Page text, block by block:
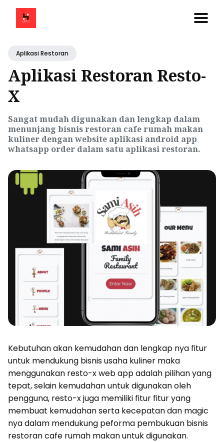
Aplikasi Restoran
Aplikasi Restoran Resto-
X
Sangat mudah digunakan dan lengkap dalam
menunjang bisnis restoran cafe rumah makan
kuliner dengan website aplikasi android app
whatsapp order dalam satu aplikasi restoran.
Kebutuhan akan kemudahan dan lengkap nya fitur
untuk mendukung bisnis usaha kuliner maka
menggunakan resto-x web app adalah pilihan yang
tepat, selain kemudahan untuk digunakan oleh
pengguna, resto-x juga memiliki fitur fitur yang
membuat kemudahan serta kecepatan dan magic
nya dalam mendukung peforma pembukuan bisnis
restoran cafe rumah makan untuk digunakan.